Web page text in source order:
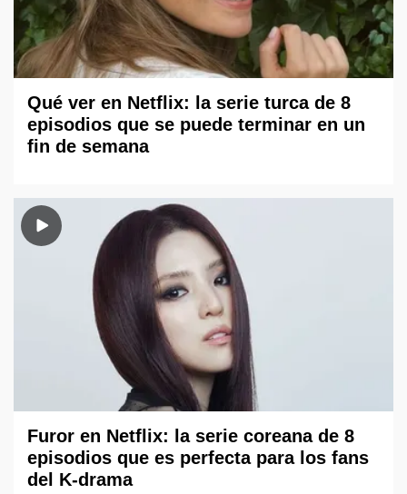
Qué ver en Netflix: la serie turca de 8
episodios que se puede terminar en un
fin de semana
Furor en Netflix: la serie coreana de 8
episodios que es perfecta para los fans
del K-drama